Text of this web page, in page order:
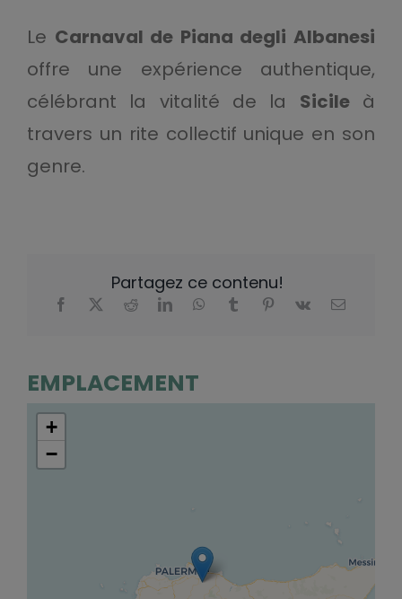
Le Carnaval de Piana degli Albanesi
offre une expérience authentique,
célébrant la vitalité de la Sicileà
travers un rite collectif unique en son
genre.
Partagez ce contenu!
EMPLACEMENT
+
−